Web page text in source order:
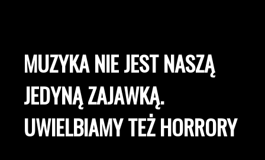
MUZYKA NIE JEST NASZĄ
JEDYNĄ ZAJAWKĄ.
UWIELBIAMY TEŻ HORRORY